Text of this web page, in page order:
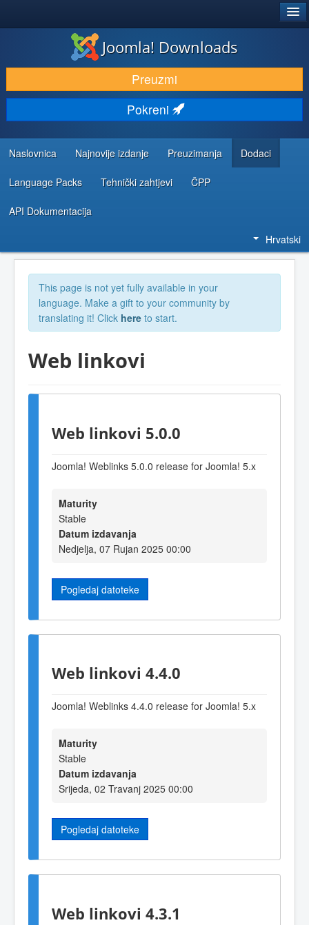
DOWNLOAD & EXTEND
DISCOVER & LEARN
COMMUNITY & SUPPORT
DEVELOPER RESOURCES
Joomla! Downloads
Preuzmi
Pokreni
Naslovnica Najnovije izdanje Preuzimanja Dodaci
Language Packs Tehnički zahtjevi ČPP
API Dokumentacija
Hrvatski
This page is not yet fully available in your
language. Make a gift to your community by
translating it! Click here to start.
Web linkovi
Web linkovi 5.0.0
Joomla! Weblinks 5.0.0 release for Joomla! 5.x
Maturity
Stable
Datum izdavanja
Nedjelja, 07 Rujan 2025 00:00
Pogledaj datoteke
Web linkovi 4.4.0
Joomla! Weblinks 4.4.0 release for Joomla! 5.x
Maturity
Stable
Datum izdavanja
Srijeda, 02 Travanj 2025 00:00
Pogledaj datoteke
Web linkovi 4.3.1